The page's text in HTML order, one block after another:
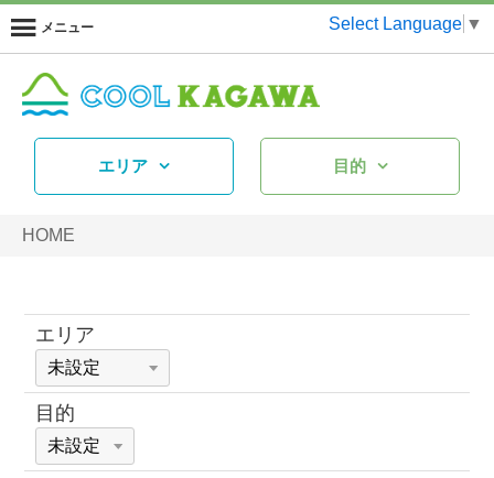
メニュー Select Language ▼
エリア 目的
HOME
エリア
目的